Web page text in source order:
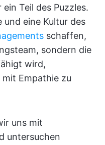
Teil des Puzzles.
und eine Kultur des
schaffen,
sondern die
wird,
Empathie zu
uns mit
untersuchen